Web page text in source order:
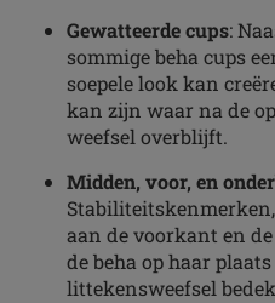
Gewatteerde cups:
sommige beha cups
soepele look kan
kan zijn waar na de
weefsel overblijft.
Midden, voor, en
aan de voorkant en
de beha op haar
littekensweefsel